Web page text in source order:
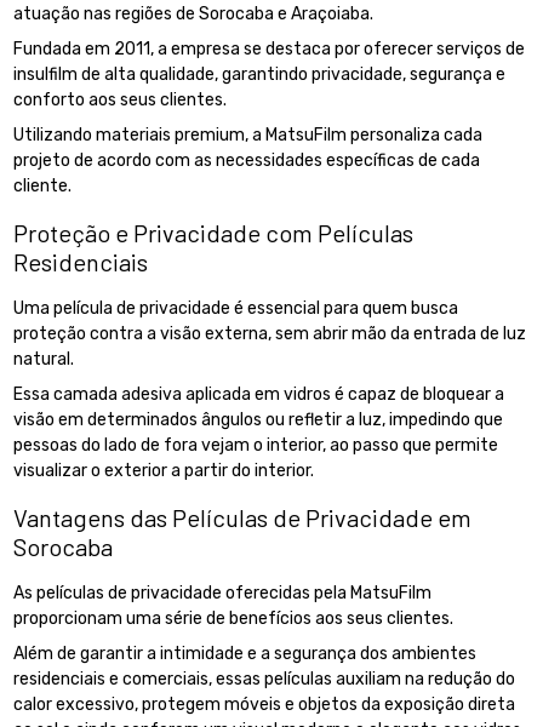
atuação nas regiões de Sorocaba e Araçoiaba.
Fundada em 2011, a empresa se destaca por oferecer serviços de
insulfilm de alta qualidade, garantindo privacidade, segurança e
conforto aos seus clientes.
Utilizando materiais premium, a MatsuFilm personaliza cada
projeto de acordo com as necessidades específicas de cada
cliente.
Proteção e Privacidade com Películas
Residenciais
Uma película de privacidade é essencial para quem busca
proteção contra a visão externa, sem abrir mão da entrada de luz
natural.
Essa camada adesiva aplicada em vidros é capaz de bloquear a
visão em determinados ângulos ou refletir a luz, impedindo que
pessoas do lado de fora vejam o interior, ao passo que permite
visualizar o exterior a partir do interior.
Vantagens das Películas de Privacidade em
Sorocaba
As películas de privacidade oferecidas pela MatsuFilm
proporcionam uma série de benefícios aos seus clientes.
Além de garantir a intimidade e a segurança dos ambientes
residenciais e comerciais, essas películas auxiliam na redução do
calor excessivo, protegem móveis e objetos da exposição direta